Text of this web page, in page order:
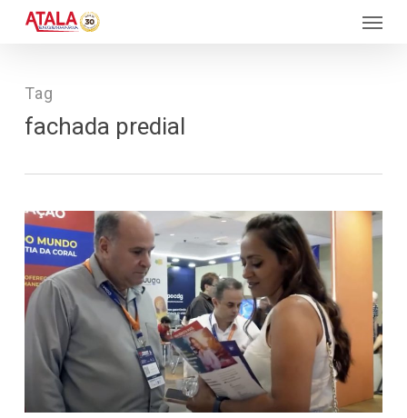
Menu
Tag
fachada predial